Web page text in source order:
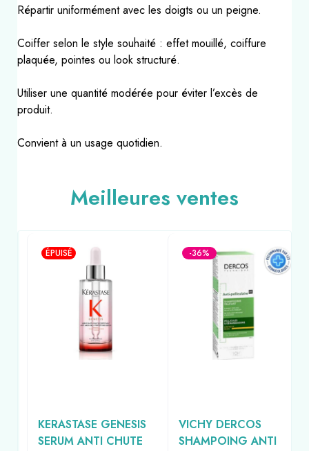
Répartir uniformément avec les doigts ou un peigne.
Coiffer selon le style souhaité : effet mouillé, coiffure
plaquée, pointes ou look structuré.
Utiliser une quantité modérée pour éviter l’excès de
produit.
Convient à un usage quotidien.
Meilleures ventes
ÉPUISÉ
KERASTASE GENESIS
SERUM ANTI CHUTE
-36%
VICHY DERCOS
SHAMPOING ANTI